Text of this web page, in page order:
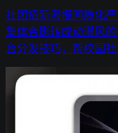
社团招新海报同质化
集体合影转成动漫风
台分发技巧，帮校园